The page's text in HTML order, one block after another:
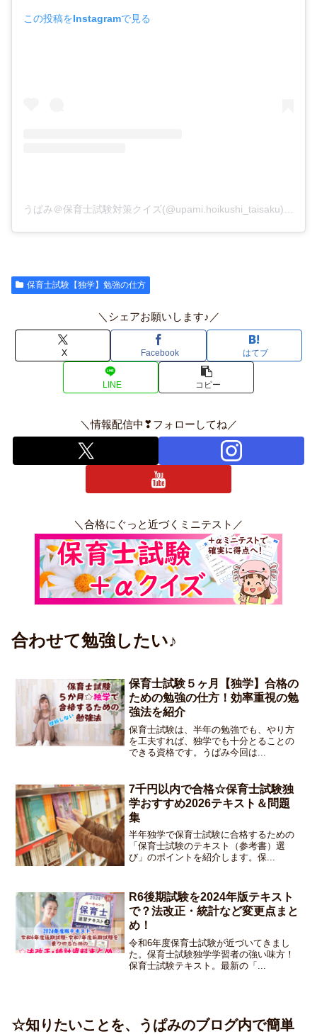
この投稿をInstagramで見る
うぱみ＠保育士試験対策クイズ(@upami.hoikushi_taisaku)がシェアした投稿
保育士試験【独学】勉強の仕方
＼シェアお願いします♪／
X Facebook はてブ
LINE コピー
＼情報配信中❣フォローしてね／
＼合格にぐっと近づくミニテスト／
合わせて勉強したい♪
保育士試験５ヶ月【独学】合格の
ための勉強の仕方！効率重視の勉
強法を紹介
保育士試験は、半年の勉強でも、やり方
を工夫すれば、独学でも十分とることの
できる資格です。うぱみ今回は...
7千円以内で合格☆保育士試験独
学おすすめ2026テキスト＆問題
集
半年独学で保育士試験に合格するための
「保育士試験のテキスト（参考書）選
び」のポイントを紹介します。保...
R6後期試験を2024年版テキスト
で？法改正・統計など変更点まと
め！
令和6年度保育士試験が近づいてきまし
た。保育士試験独学学習者の強い味方！
保育士試験テキスト。最新の「...
☆知りたいことを、うぱみのブログ内で簡単